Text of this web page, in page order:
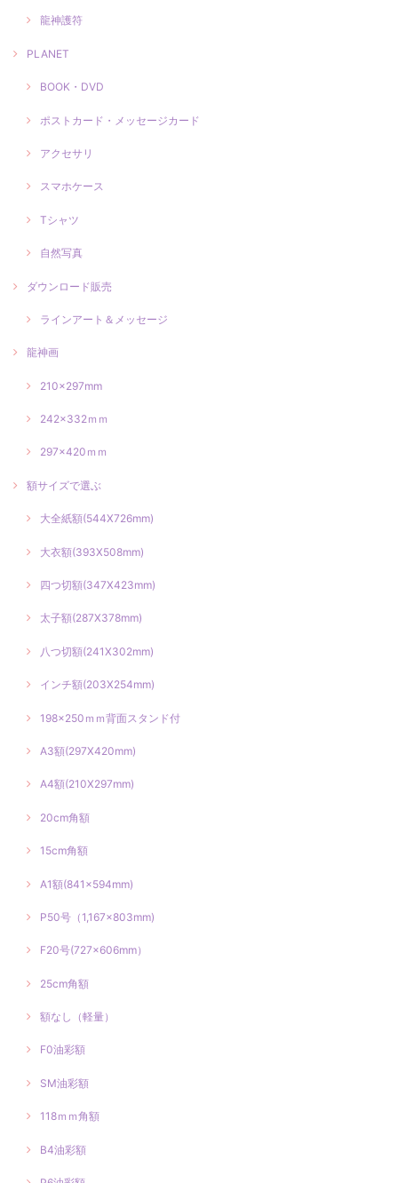
龍神護符
PLANET
BOOK・DVD
ポストカード・メッセージカード
アクセサリ
スマホケース
Tシャツ
自然写真
ダウンロード販売
ラインアート＆メッセージ
龍神画
210×297mm
242×332ｍｍ
297×420ｍｍ
額サイズで選ぶ
大全紙額(544X726mm)
大衣額(393X508mm)
四つ切額(347X423mm)
太子額(287X378mm)
八つ切額(241X302mm)
インチ額(203X254mm)
198×250ｍｍ背面スタンド付
A3額(297X420mm)
A4額(210X297mm)
20cm角額
15cm角額
A1額(841×594mm)
P50号（1,167×803mm)
F20号(727×606mm）
25cm角額
額なし（軽量）
F0油彩額
SM油彩額
118ｍｍ角額
B4油彩額